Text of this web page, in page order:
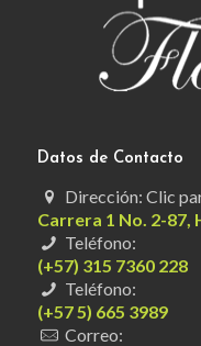
Datos de Contacto
Dirección: Clic
Carrera 1 No. 2-87,
Teléfono:
(+57) 315 7360 228
Teléfono:
(+57 5) 665 3989
Correo: